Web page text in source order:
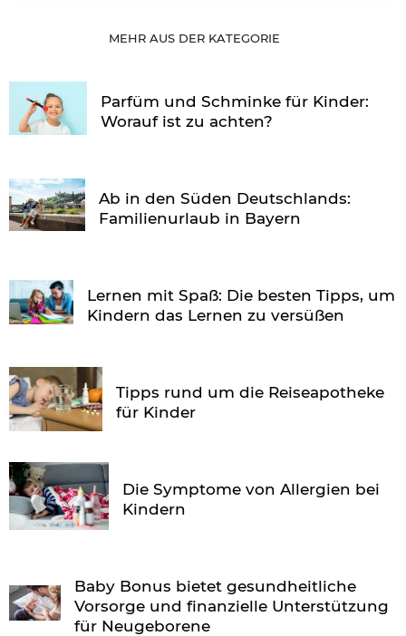
MEHR AUS DER KATEGORIE
Parfüm und Schminke für Kinder:
Worauf ist zu achten?
Ab in den Süden Deutschlands:
Familienurlaub in Bayern
Lernen mit Spaß: Die besten Tipps, um
Kindern das Lernen zu versüßen
Tipps rund um die Reiseapotheke
für Kinder
Die Symptome von Allergien bei
Kindern
Baby Bonus bietet gesundheitliche
Vorsorge und finanzielle Unterstützung
für Neugeborene